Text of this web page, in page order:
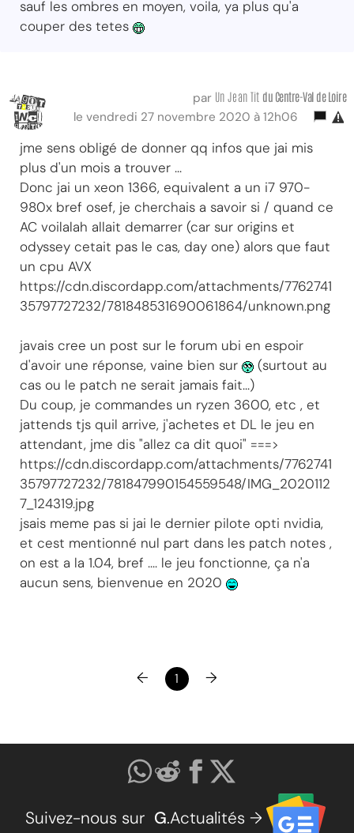
sauf les ombres en moyen, voila, ya plus qu'a
couper des tetes
par Un Jean Tit du Centre-Val de Loire
le vendredi 27 novembre 2020 à 12h06
jme sens obligé de donner qq infos que jai mis
plus d'un mois a trouver ...
Donc jai un xeon 1366, equivalent a un i7 970-
980x bref osef, je cherchais a savoir si / quand ce
AC voilalah allait demarrer (car sur origins et
odyssey cetait pas le cas, day one) alors que faut
un cpu AVX
https://cdn.discordapp.com/attachments/7762741
35797727232/781848531690061864/unknown.png
javais cree un post sur le forum ubi en espoir
d'avoir une réponse, vaine bien sur
(surtout au
cas ou le patch ne serait jamais fait...)
Du coup, je commandes un ryzen 3600, etc , et
jattends tjs quil arrive, j'achetes et DL le jeu en
attendant, jme dis "allez ca dit quoi" ===>
https://cdn.discordapp.com/attachments/7762741
35797727232/781847990154559548/IMG_2020112
7_124319.jpg
jsais meme pas si jai le dernier pilote opti nvidia,
et cest mentionné nul part dans les patch notes ,
on est a la 1.04, bref .... le jeu fonctionne, ça n'a
aucun sens, bienvenue en 2020
← 1 →
Suivez-nous sur G.Actualités →